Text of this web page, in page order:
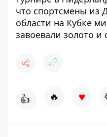
что спортсмены из
области на Кубке
завоевали золото и
👍 🔥 ♥